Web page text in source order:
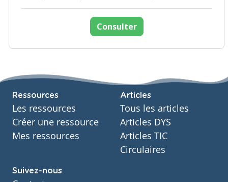
Consulter
Ressources
Les ressources
Créer une ressource
Mes ressources
Articles
Tous les articles
Articles DYS
Articles TIC
Circulaires
Suivez-nous